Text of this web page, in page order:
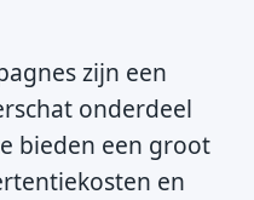
zijn een
onderdeel
bieden een groot
en